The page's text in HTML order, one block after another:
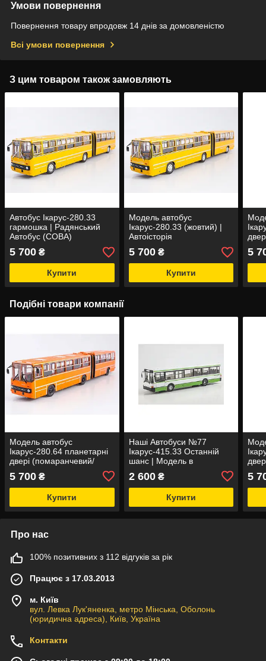
Умови повернення
Повернення товару впродовж 14 днів за домовленістю
Всі умови повернення
З цим товаром також замовляють
Автобус Ікарус-280.33
гармошка | Радянський
Автобус (СОВА)
5 700 ₴
Купити
Модель автобус
Ікарус-280.33 (жовтий) |
Автоісторія
5 700₴
Купити
5
Подібні товари компанії
Модель автобус
Ікарус-280.64 планетарні
двері (помаранчевий/
5 700 ₴
Купити
Наші Автобуси №77
Ікарус-415.33 Останній
шанс | Модель в
масштабе 1:43 | Modimio
2 600₴
Купити
5
Про нас
100% позитивних з 112 відгуків за рік
Працює з 17.03.2013
м. Київ
вул. Левка Лук'яненка, метро Мінська, Оболонь
(юридична адреса), Київ, Україна
Контакти